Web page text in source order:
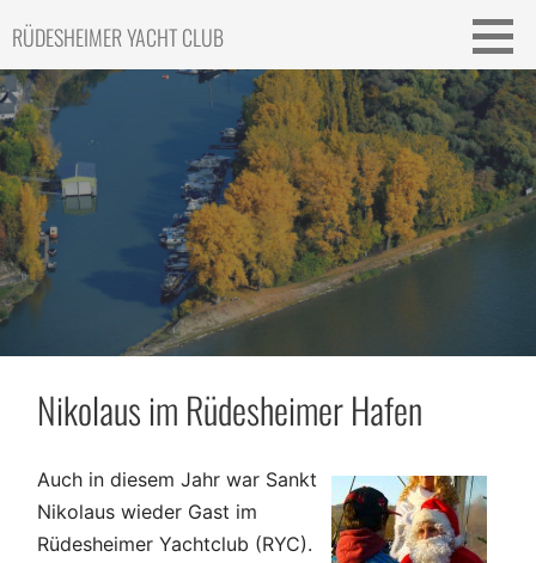
content
RÜDESHEIMER YACHT CLUB
Nikolaus im Rüdesheimer Hafen
Auch in diesem Jahr war Sankt
Nikolaus wieder Gast im
Rüdesheimer Yachtclub (RYC).